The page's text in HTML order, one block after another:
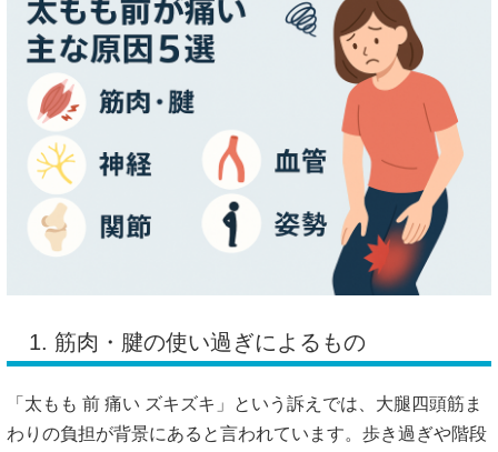
1. 筋肉・腱の使い過ぎによるもの
「太もも 前 痛い ズキズキ」という訴えでは、大腿四頭筋ま
わりの負担が背景にあると言われています。歩き過ぎや階段